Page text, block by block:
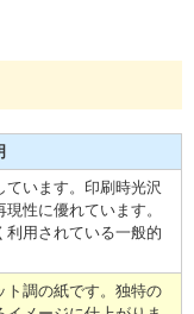
ています。印刷時光沢
性に優れています。
利用されている一般的
ト調の紙です。独特の